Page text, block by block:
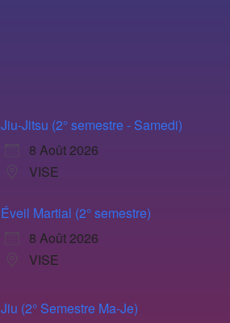
Jiu-Jitsu (2° semestre - Samedi)
8 Août 2026
VISE
Éveil Martial (2° semestre)
8 Août 2026
VISE
Jiu (2° Semestre Ma-Je)